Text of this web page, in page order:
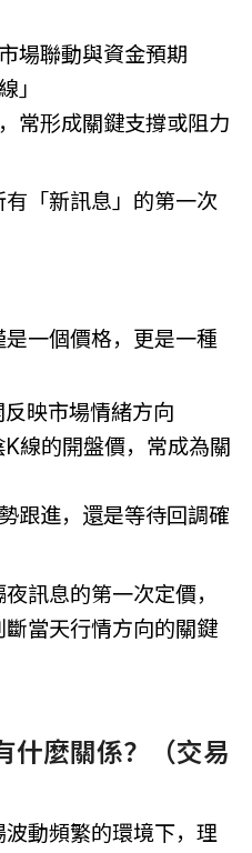
場聯動與資金預期
」
常形成關鍵支撐或阻力
「新訊息」的第一次
一個價格，更是一種
映市場情緒方向
線的開盤價，常成為關
跟進，還是等待回調確
訊息的第一次定價，
當天行情方向的關鍵
什麼關係？（交易
動頻繁的環境下，理